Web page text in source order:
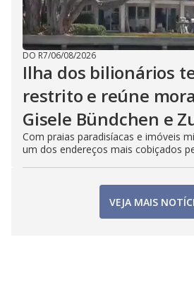
DO R7/06/08/2026
Ilha dos bilionários
restrito e reúne
Gisele Bündchen e
Com praias paradisíacas e imóveis
um dos endereços mais cobiçados
VEJA MAIS